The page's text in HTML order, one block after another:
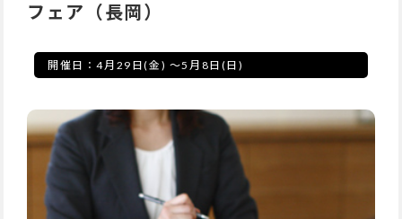
フェア（長岡）
開催日：4月29日(金) ～5月8日(日)